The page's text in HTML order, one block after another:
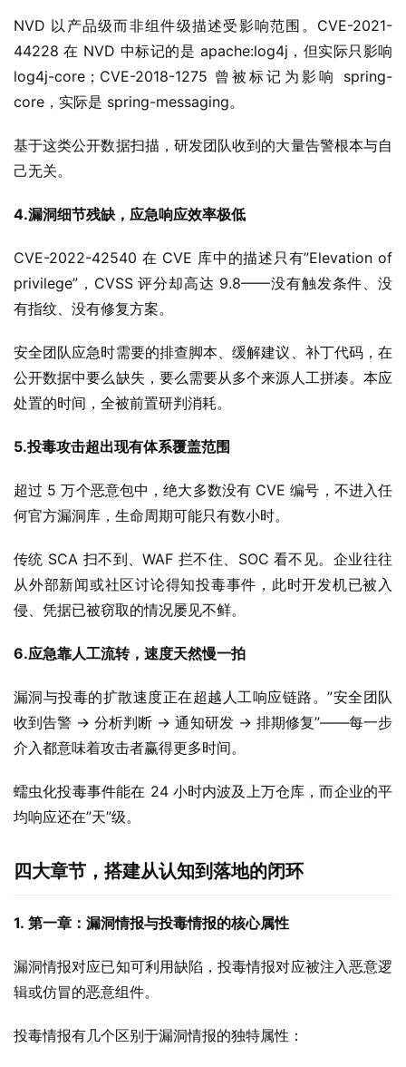
NVD 以产品级而非组件级描述受影响范围。CVE-2021-
44228 在 NVD 中标记的是 apache:log4j，但实际只影响
log4j-core；CVE-2018-1275 曾被标记为影响 spring-
core，实际是 spring-messaging。
基于这类公开数据扫描，研发团队收到的大量告警根本与自
己无关。
4.漏洞细节残缺，应急响应效率极低
CVE-2022-42540 在 CVE 库中的描述只有”Elevation of
privilege”，CVSS 评分却高达 9.8——没有触发条件、没
有指纹、没有修复方案。
安全团队应急时需要的排查脚本、缓解建议、补丁代码，在
公开数据中要么缺失，要么需要从多个来源人工拼凑。本应
处置的时间，全被前置研判消耗。
5.投毒攻击超出现有体系覆盖范围
超过 5 万个恶意包中，绝大多数没有 CVE 编号，不进入任
何官方漏洞库，生命周期可能只有数小时。
传统 SCA 扫不到、WAF 拦不住、SOC 看不见。企业往往
从外部新闻或社区讨论得知投毒事件，此时开发机已被入
侵、凭据已被窃取的情况屡见不鲜。
6.应急靠人工流转，速度天然慢一拍
漏洞与投毒的扩散速度正在超越人工响应链路。”安全团队
收到告警 → 分析判断 → 通知研发 → 排期修复”——每一步
介入都意味着攻击者赢得更多时间。
蠕虫化投毒事件能在 24 小时内波及上万仓库，而企业的平
均响应还在”天”级。
四大章节，搭建从认知到落地的闭环
1. 第一章： 漏洞情报与投毒情报的核心属性
漏洞情报对应已知可利用缺陷，投毒情报对应被注入恶意逻
辑或仿冒的恶意组件。
投毒情报有几个区别于漏洞情报的独特属性：